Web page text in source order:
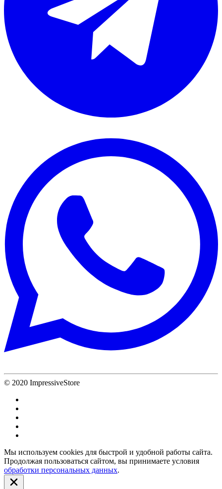
© 2020 ImpressiveStore
Мы используем cookies для быстрой и удобной работы сайта.
Продолжая пользоваться сайтом, вы принимаете условия
обработки персональных данных.